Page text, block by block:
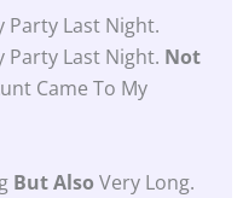
Party Last Night.
Party Last Night. Not
Came To My
ButAlso Very Long.